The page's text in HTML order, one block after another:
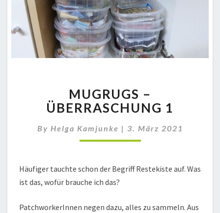
ÜBERRASCHUNG
1
MUGRUGS –
ÜBERRASCHUNG 1
By Helga Kamjunke | 3. März 2021
Häufiger tauchte schon der Begriff Restekiste auf. Was
ist das, wofür brauche ich das?
PatchworkerInnen negen dazu, alles zu sammeln. Aus